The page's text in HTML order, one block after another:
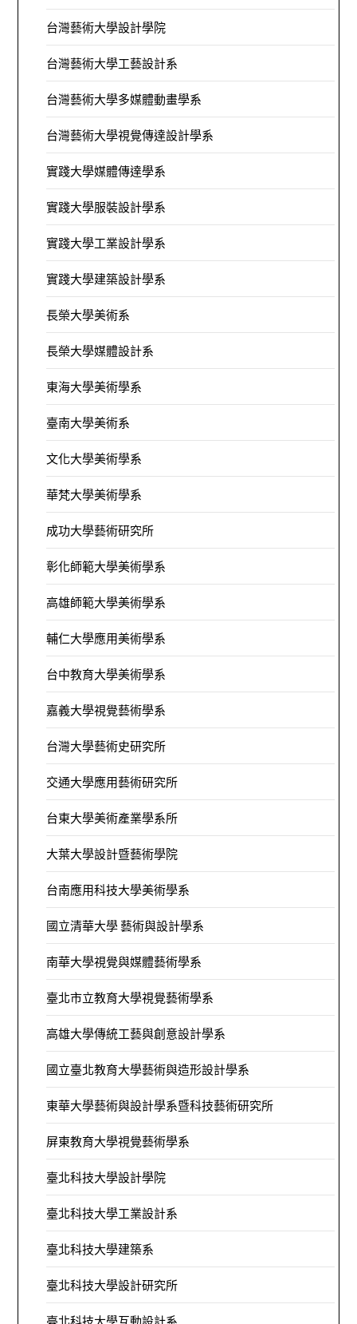
台灣藝術大學設計學院
台灣藝術大學工藝設計系
台灣藝術大學多媒體動畫學系
台灣藝術大學視覺傳達設計學系
實踐大學媒體傳達學系
實踐大學服裝設計學系
實踐大學工業設計學系
實踐大學建築設計學系
長榮大學美術系
長榮大學媒體設計系
東海大學美術學系
臺南大學美術系
文化大學美術學系
華梵大學美術學系
成功大學藝術研究所
彰化師範大學美術學系
高雄師範大學美術學系
輔仁大學應用美術學系
台中教育大學美術學系
嘉義大學視覺藝術學系
台灣大學藝術史研究所
交通大學應用藝術研究所
台東大學美術產業學系所
大葉大學設計暨藝術學院
台南應用科技大學美術學系
國立清華大學 藝術與設計學系
南華大學視覺與媒體藝術學系
臺北市立教育大學視覺藝術學系
高雄大學傳統工藝與創意設計學系
國立臺北教育大學藝術與造形設計學系
東華大學藝術與設計學系暨科技藝術研究所
屏東教育大學視覺藝術學系
臺北科技大學設計學院
臺北科技大學工業設計系
臺北科技大學建築系
臺北科技大學設計研究所